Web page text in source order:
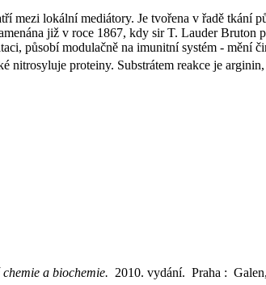
mezi lokální mediátory. Je tvořena v řadě tkání
již v roce 1867, kdy sir T. Lauder
působí modulačně na imunitní systém - mění
nitrosyluje proteiny. Substrátem reakce je
a biochemie. 2010. vydání. Praha :